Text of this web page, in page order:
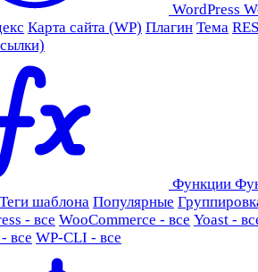
WordPress
Карта сайта (WP) Плагин Тема
Функции
Теги шаблона Популярные
- все WooCommerce - все Yoast -
все WP-CLI - все